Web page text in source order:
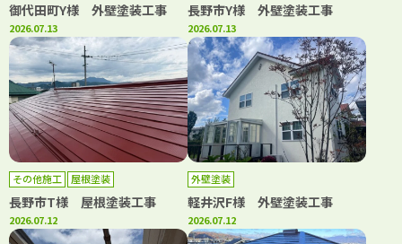
御代田町Y様 外壁塗装工事
2026.07.13
長野市Y様 外壁塗装工事
2026.07.13
その他施工 屋根塗装
長野市T様 屋根塗装工事
2026.07.12
外壁塗装
軽井沢F様 外壁塗装工事
2026.07.12